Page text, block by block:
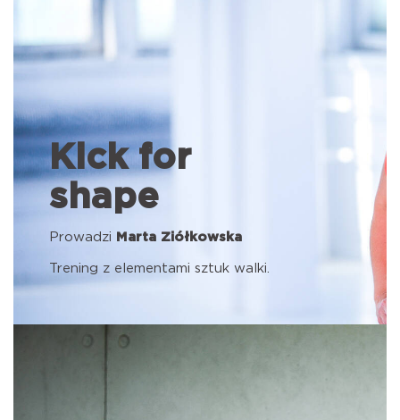
Kick for
shape
Prowadzi Marta Ziółkowska
Trening z elementami sztuk walki.